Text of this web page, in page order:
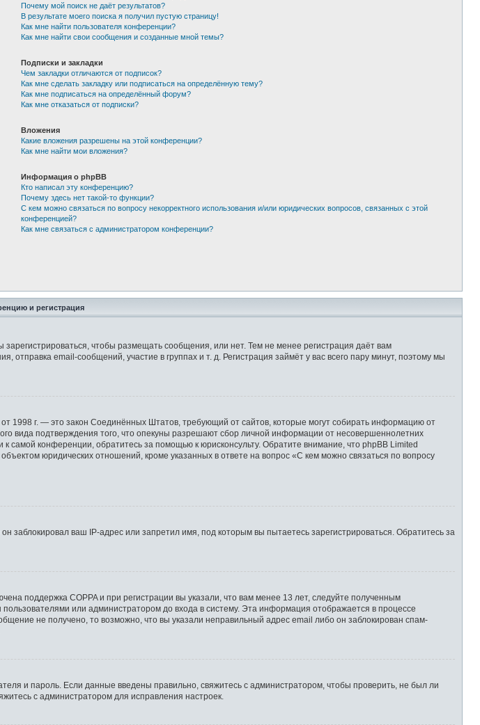
Почему мой поиск не даёт результатов?
В результате моего поиска я получил пустую страницу!
Как мне найти пользователя конференции?
Как мне найти свои сообщения и созданные мной темы?
Подписки и закладки
Чем закладки отличаются от подписок?
Как мне сделать закладку или подписаться на определённую тему?
Как мне подписаться на определённый форум?
Как мне отказаться от подписки?
Вложения
Какие вложения разрешены на этой конференции?
Как мне найти мои вложения?
Информация о phpBB
Кто написал эту конференцию?
Почему здесь нет такой-то функции?
С кем можно связаться по вопросу некорректного использования и/или юридических вопросов, связанных с этой
конференцией?
Как мне связаться с администратором конференции?
и регистрация
чтобы размещать сообщения, или нет. Тем не менее регистрация даёт вам
email-сообщений, участие в группах и т. д. Регистрация займёт у вас всего пару минут, поэтому мы
1998 г. — это закон Соединённых Штатов, требующий от сайтов, которые могут собирать информацию от
вида подтверждения того, что опекуны разрешают сбор личной информации от несовершеннолетних
конференции, обратитесь за помощью к юрисконсульту. Обратите внимание, что phpBB Limited
юридических отношений, кроме указанных в ответе на вопрос «С кем можно связаться по вопросу
ваш IP-адрес или запретил имя, под которым вы пытаетесь зарегистрироваться. Обратитесь за
поддержка COPPA и при регистрации вы указали, что вам менее 13 лет, следуйте полученным
или администратором до входа в систему. Эта информация отображается в процессе
не получено, то возможно, что вы указали неправильный адрес email либо он заблокирован спам-
и пароль. Если данные введены правильно, свяжитесь с администратором, чтобы проверить, не был ли
с администратором для исправления настроек.